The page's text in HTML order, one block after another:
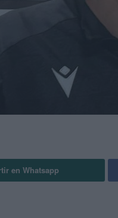
en Whatsapp